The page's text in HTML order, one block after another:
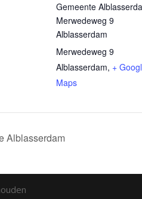
Gemeente
Merwedeweg 9
Alblasserdam
Merwedeweg 9
Alblasserdam, +
Maps
Alblasserdam